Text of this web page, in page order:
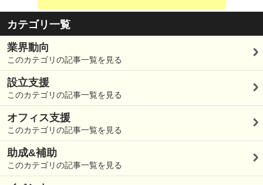
カテゴリ一覧
業界動向
このカテゴリの記事一覧を見る
設立支援
このカテゴリの記事一覧を見る
オフィス支援
このカテゴリの記事一覧を見る
助成&補助
このカテゴリの記事一覧を見る